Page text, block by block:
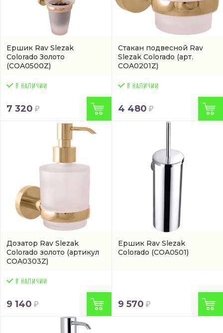
Ершик Rav Slezak
Colorado Золото
(COA0500Z)
7 320
Стакан подвесной Rav
Slezak Colorado (арт.
COA0201Z)
4 480
Дозатор Rav Slezak
Colorado золото (артикул
COA0303Z)
9 140
Ершик Rav Slezak
Colorado (COA0501)
9 570